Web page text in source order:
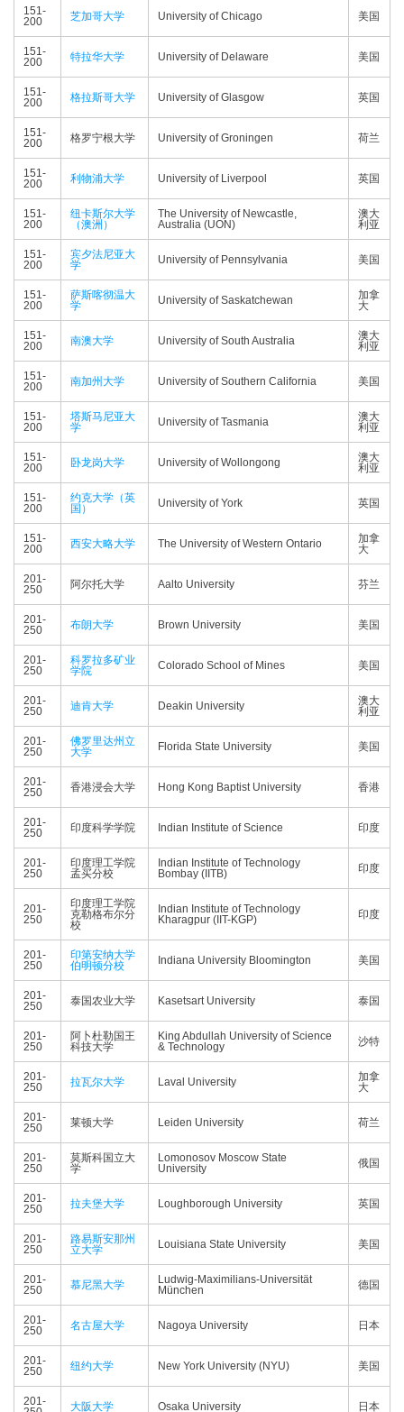
151-
200
芝加哥大学 University of Chicago 美国
151-
200
特拉华大学 University of Delaware 美国
151-
200
格拉斯哥大学 University of Glasgow 英国
151-
200
格罗宁根大学 University of Groningen 荷兰
151-
200
利物浦大学 University of Liverpool 英国
151-
200
纽卡斯尔大学
（澳洲）
The University of Newcastle,
Australia (UON)
澳大
利亚
151-
200
宾夕法尼亚大
学
University of Pennsylvania 美国
151-
200
萨斯喀彻温大
学
University of Saskatchewan
加拿
大
151-
200
南澳大学 University of South Australia
澳大
利亚
151-
200
南加州大学 University of Southern California 美国
151-
200
塔斯马尼亚大
学
University of Tasmania
澳大
利亚
151-
200
卧龙岗大学 University of Wollongong
澳大
利亚
151-
200
约克大学（英
国）
University of York 英国
151-
200
西安大略大学 The University of Western Ontario
加拿
大
201-
250
阿尔托大学 Aalto University 芬兰
201-
250
布朗大学 Brown University 美国
201-
250
科罗拉多矿业
学院
Colorado School of Mines 美国
201-
250
迪肯大学 Deakin University
澳大
利亚
201-
250
佛罗里达州立
大学
Florida State University 美国
201-
250
香港浸会大学 Hong Kong Baptist University 香港
201-
250
印度科学学院 Indian Institute of Science 印度
201-
250
印度理工学院
孟买分校
Indian Institute of Technology
Bombay (IITB)
印度
201-
250
印度理工学院
克勒格布尔分
校
Indian Institute of Technology
Kharagpur (IIT-KGP)
印度
201-
250
印第安纳大学
伯明顿分校
Indiana University Bloomington 美国
201-
250
泰国农业大学 Kasetsart University 泰国
201-
250
阿卜杜勒国王
科技大学
King Abdullah University of Science
& Technology
沙特
201-
250
拉瓦尔大学 Laval University
加拿
大
201-
250
莱顿大学 Leiden University 荷兰
201-
250
莫斯科国立大
学
Lomonosov Moscow State
University
俄国
201-
250
拉夫堡大学 Loughborough University 英国
201-
250
路易斯安那州
立大学
Louisiana State University 美国
201-
250
慕尼黑大学
Ludwig-Maximilians-Universität
München
德国
201-
250
名古屋大学 Nagoya University 日本
201-
250
纽约大学 New York University (NYU) 美国
201-
大阪大学 Osaka University 日本